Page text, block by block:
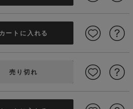
カートに入れる
売り切れ